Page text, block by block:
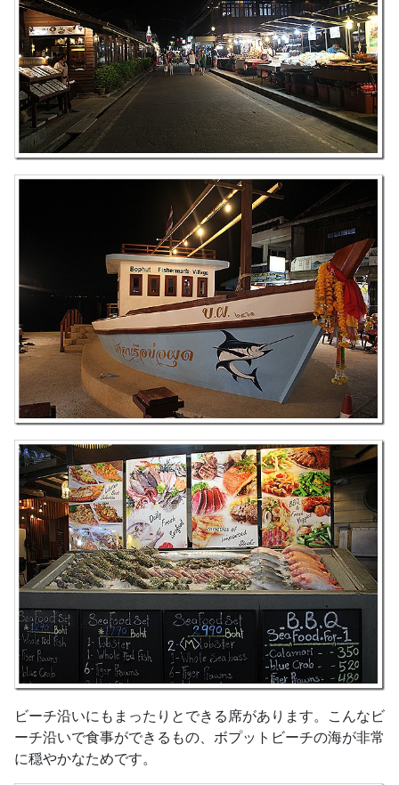
ビーチ沿いにもまったりとできる席があります。こんなビ
ーチ沿いで食事ができるもの、ボプットビーチの海が非常
に穏やかなためです。